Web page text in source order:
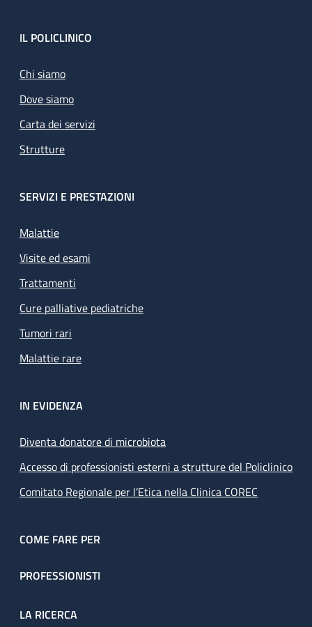
Footer
IL POLICLINICO
Chi siamo
Dove siamo
Carta dei servizi
Strutture
SERVIZI E PRESTAZIONI
Malattie
Visite ed esami
Trattamenti
Cure palliative pediatriche
Tumori rari
Malattie rare
IN EVIDENZA
Diventa donatore di microbiota
Accesso di professionisti esterni a strutture del Policlinico
Comitato Regionale per l’Etica nella Clinica COREC
COME FARE PER
PROFESSIONISTI
LA RICERCA